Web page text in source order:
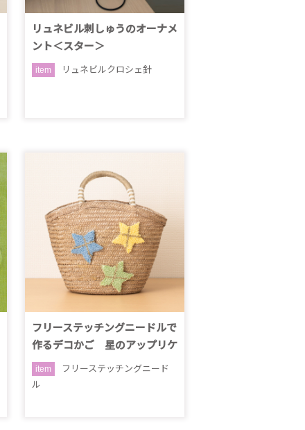
リュネビル刺しゅうのオーナメ
ント＜スター＞
item リュネビルクロシェ針
フリーステッチングニードルで
作るデコかご 星のアップリケ
item
フリーステッチングニード
ル